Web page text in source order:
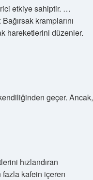
etkiye sahiptir. …
kramplarını
hareketlerini düzenler.
geçer. Ancak,
hızlandıran
kafein içeren